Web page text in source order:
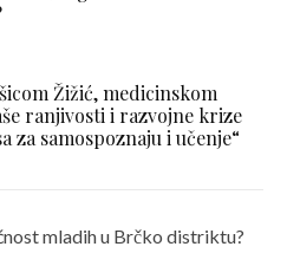
Žižić, medicinskom
ranjivosti i razvojne krize
za samospoznaju i učenje“